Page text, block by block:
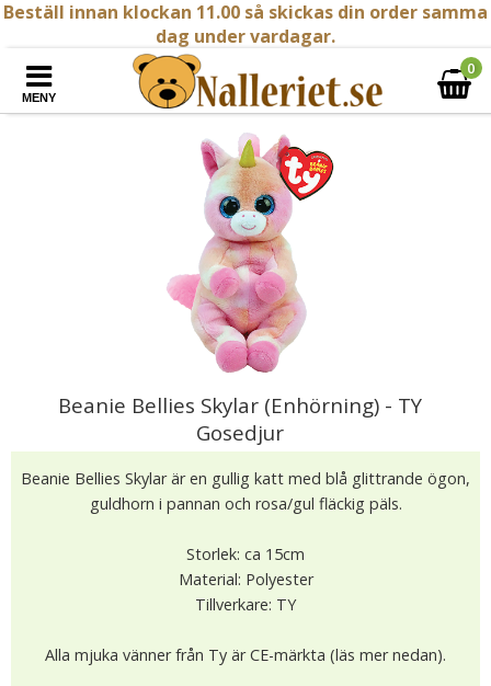
Beställ innan klockan 11.00 så skickas din order samma
dag under vardagar.
MENY
0
Beanie Bellies Skylar (Enhörning) - TY
Gosedjur
Beanie Bellies Skylar är en gullig katt med blå glittrande ögon,
guldhorn i pannan och rosa/gul fläckig päls.
Storlek: ca 15cm
Material: Polyester
Tillverkare: TY
Alla mjuka vänner från Ty är CE-märkta (läs mer nedan).